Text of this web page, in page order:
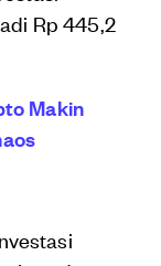
Rp 445,2
Makin